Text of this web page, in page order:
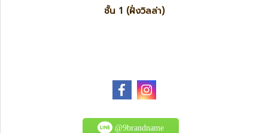
ชั้น 1 (ฝั่งวิลล่า)
@9brandname